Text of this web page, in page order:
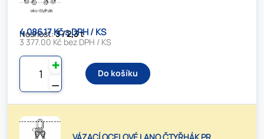
Nosnost:3 / 2,3 t
4 086.17 Kč s DPH / KS
3 377.00 Kč bez DPH / KS
⚊
✚
Do košíku